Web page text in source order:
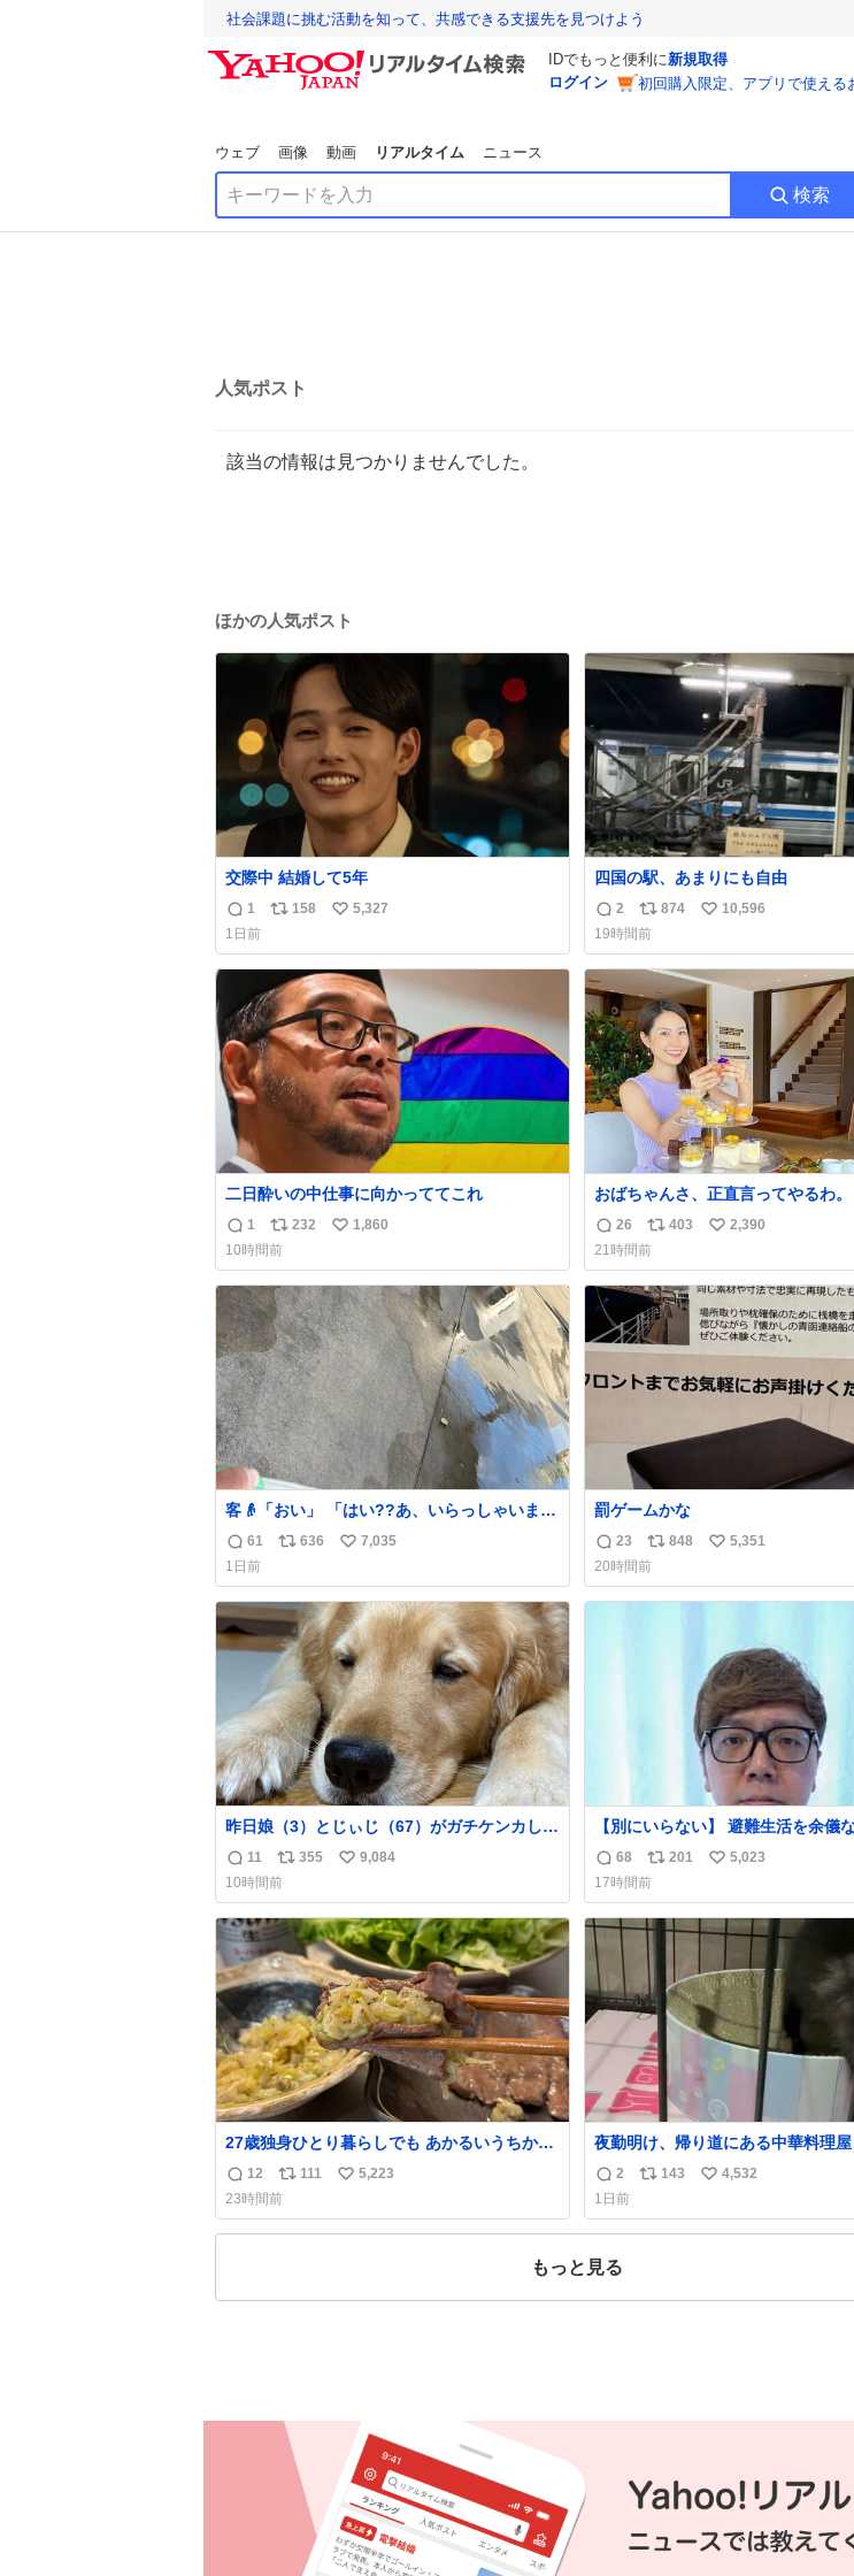
社会課題に挑む活動を知って、共感できる支援先を見つけよう
IDでもっと便利に新規取得
ログイン
初回購入限定、アプリで使える
ウェブ 画像 動画 リアルタイム ニュース
検索
人気ポスト
該当の情報は見つかりませんでした。
ほかの人気ポスト
交際中 結婚して5年
返
信
数
1
リ
ス
ト
数
158
い
ね
数
5,327
1日前
四国の駅、あまりにも自由
返
信
数
2
リ
ポ
ス
ト
数
874
い
ね
数
10,596
19時間前
二日酔いの中仕事に向かっててこれ
返
信
数
1
リ
ポ
ス
ト
数
232
い
ね
数
1,860
10時間前
おばちゃんさ、正直言ってやるわ
と関わった事でアンタはこれか先キ
返
信
数
26
リ
ポ
ス
ト
数
403
い
ね
数
2,390
21時間前
客👴「おい」 「はい??あ、いらっしゃいま
せ」 👴「さっきからずっと水出しっぱなしで
もったいないだろ」 「静電気を逃がし、熱く
なった地面の温度を下げ、引火事故の防止の
為必要な作業です」 👴「水不足の昨今にもっ
たいないことをするな!!」 それでは歌いま
す、聞いてください 「井戸水」
返
信
数
61
リ
ス
ト
数
636
い
ね
数
7,035
1日前
罰ゲームかな
返
信
数
23
リ
ポ
ス
848
い
ね
5,351
20時間前
昨日娘（3）とじぃじ（67）がガチケンカして
て修羅場だったんだけど、ふぉるては可能な
限り平たくなってました。犬が1番空気読め
る。
返
信
数
11
リ
ポ
ス
ト
数
355
い
ね
数
9,084
10時間前
【別にいらない】 避難生活を余儀なくされて
いる子どもたちのためにヒカキンボ
1000個を寄付させていただきました
返
信
数
68
リ
ポ
ス
ト
数
201
い
ね
数
5,023
17時間前
27歳独身ひとり暮らしでも あかるいうちから
呑みながらキッチンでひとり焼肉できてしあ
わせだもん՞ o̴̶̷̥ ̫ o̴̶̷̥ ՞
返
信
数
12
リ
ポ
ス
111
い
ね
5,223
23時間前
夜勤明け、帰り道にある中華料理
ったら急に「トイレニネコチャンイ
ウブツスキデショ！」と言われ(好
さ……)とトイレ行ったらまじで可愛
んがいた最大級のありがとうあり
返
信
数
2
リ
ス
143
い
ね
4,532
1日前
もっと見る